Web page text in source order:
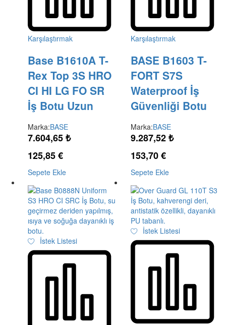
Karşılaştırmak
Base B1610A T-
Rex Top 3S HRO
CI HI LG FO SR
İş Botu Uzun
Marka:BASE
7.604,65₺
125,85€
Sepete Ekle
Karşılaştırmak
BASE B1603 T-
FORT S7S
Waterproof İş
Güvenliği Botu
Marka:BASE
9.287,52₺
153,70€
Sepete Ekle
İstek Listesi
İstek Listesi